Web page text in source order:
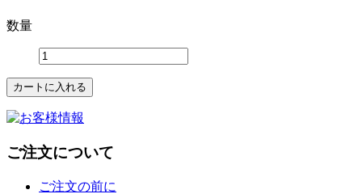
数量
ご注文について
ご注文の前に